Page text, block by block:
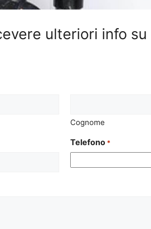
ulteriori info su
Cognome
Telefono *